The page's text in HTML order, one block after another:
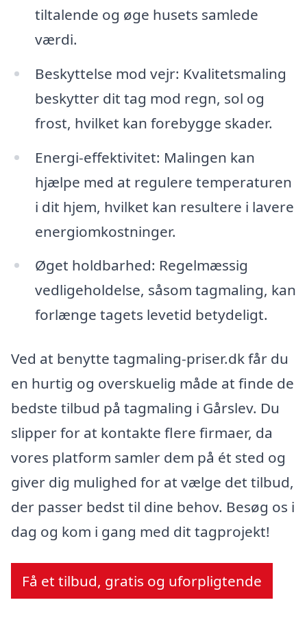
tiltalende og øge husets samlede
værdi.
Beskyttelse mod vejr: Kvalitetsmaling
beskytter dit tag mod regn, sol og
frost, hvilket kan forebygge skader.
Energi-effektivitet: Malingen kan
hjælpe med at regulere temperaturen
i dit hjem, hvilket kan resultere i lavere
energiomkostninger.
Øget holdbarhed: Regelmæssig
vedligeholdelse, såsom tagmaling, kan
forlænge tagets levetid betydeligt.
Ved at benytte tagmaling-priser.dk får du
en hurtig og overskuelig måde at finde de
bedste tilbud på tagmaling i Gårslev. Du
slipper for at kontakte flere firmaer, da
vores platform samler dem på ét sted og
giver dig mulighed for at vælge det tilbud,
der passer bedst til dine behov. Besøg os i
dag og kom i gang med dit tagprojekt!
Få et tilbud, gratis og uforpligtende